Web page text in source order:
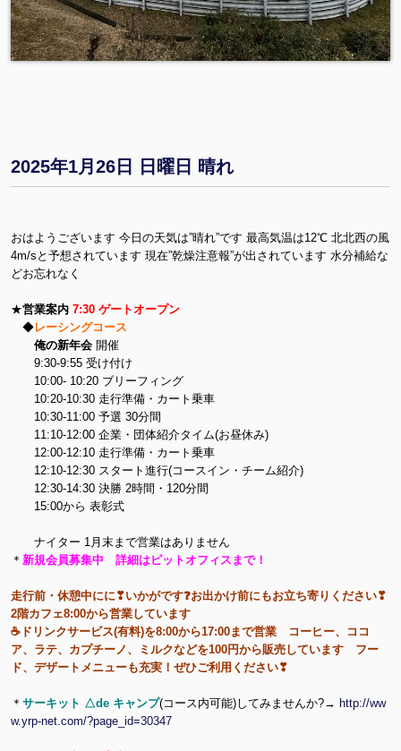
2025年1月26日 日曜日 晴れ
おはようございます 今日の天気は”晴れ”です 最高気温は12℃ 北北西の風
4m/sと予想されています 現在”乾燥注意報”が出されています 水分補給な
どお忘れなく
★営業案内 7:30 ゲートオープン
◆レーシングコース
俺の新年会 開催
9:30-9:55 受け付け
10:00- 10:20 ブリーフィング
10:20-10:30 走行準備・カート乗車
10:30-11:00 予選 30分間
11:10-12:00 企業・団体紹介タイム(お昼休み)
12:00-12:10 走行準備・カート乗車
12:10-12:30 スタート進行(コースイン・チーム紹介)
12:30-14:30 決勝 2時間・120分間
15:00から 表彰式
ナイター 1月末まで営業はありません
＊ 新規会員募集中 詳細はピットオフィスまで！
走行前・休憩中にに❣いかがです❓お出かけ前にもお立ち寄りください❣
2階カフェ8:00から営業しています
☕ドリンクサービス(有料)を8:00から17:00まで営業 コーヒー、ココ
ア、ラテ、カプチーノ、ミルクなどを100円から販売しています フー
ド、デザートメニューも充実！ぜひご利用ください❣
＊ サーキット △de キャンプ(コース内可能)してみませんか?→ http://ww
w.yrp-net.com/?page_id=30347